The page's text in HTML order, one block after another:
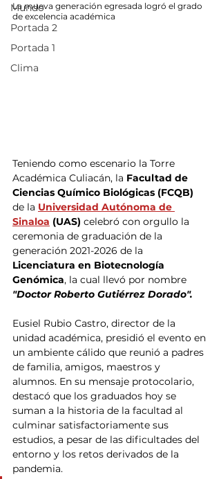
Mundo
Portada 2
Portada 1
Clima
La mueva generación egresada logró el grado
de excelencia académica
Teniendo como escenario la Torre
Académica Culiacán, la Facultad de
Ciencias Químico Biológicas (FCQB)
de la Universidad Autónoma de
Sinaloa (UAS) celebró con orgullo la
ceremonia de graduación de la
generación 2021-2026 de la
Licenciatura en Biotecnología
Genómica, la cual llevó por nombre
"Doctor Roberto Gutiérrez Dorado".
Eusiel Rubio Castro, director de la
unidad académica, presidió el evento en
un ambiente cálido que reunió a padres
de familia, amigos, maestros y
alumnos. En su mensaje protocolario,
destacó que los graduados hoy se
suman a la historia de la facultad al
culminar satisfactoriamente sus
estudios, a pesar de las dificultades del
entorno y los retos derivados de la
pandemia.